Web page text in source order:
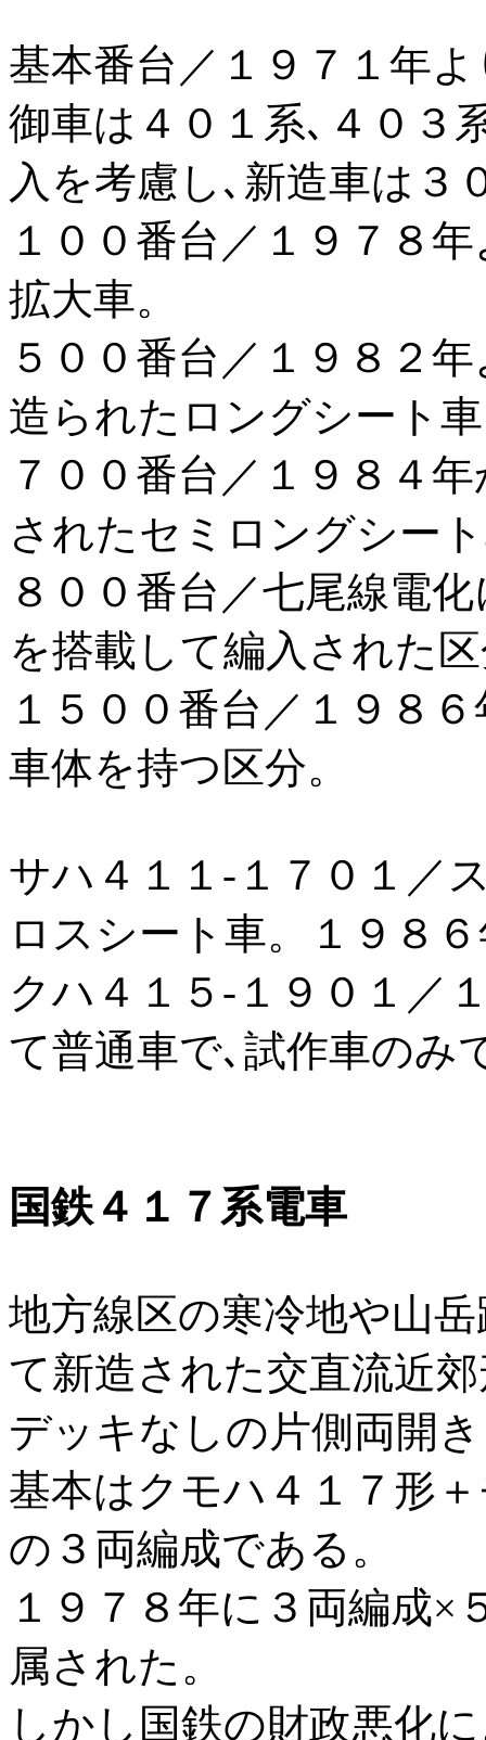
基本番台／１９７１年
御車は４０１系､４０３
入を考慮し､新造車は３
１００番台／１９７８
拡大車。
５００番台／１９８２
造られたロングシート
７００番台／１９８４
されたセミロングシー
８００番台／七尾線電
を搭載して編入された
１５００番台／１９８
車体を持つ区分。
サハ４１１-１７０１／
ロスシート車。１９８
クハ４１５-１９０１／
て普通車で､試作車のみ
国鉄４１７系電車
地方線区の寒冷地や山
て新造された交直流近
デッキなしの片側両開
基本はクモハ４１７形
の３両編成である。
１９７８年に３両編成×
属された。
しかし国鉄の財政悪化